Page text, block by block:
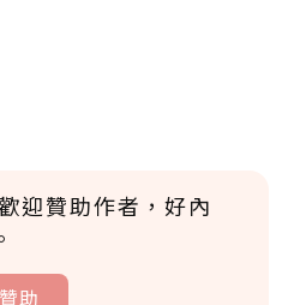
迎贊助作者，好內
贊助